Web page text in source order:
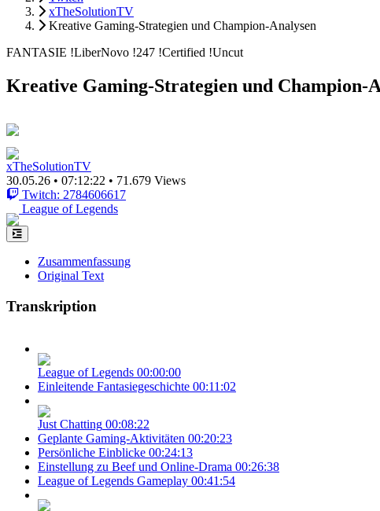
xTheSolutionTV
Kreative Gaming-Strategien und Champion-Analysen
FANTASIE !LiberNovo !247 !Certified !Uncut
Kreative Gaming-Strategien und Champion-
xTheSolutionTV
30.05.26 • 07:12:22 • 71.679 Views
Twitch: 2784606617
League of Legends
Zusammenfassung
Original Text
Transkription
League of Legends 00:00:00
Einleitende Fantasiegeschichte 00:11:02
Just Chatting 00:08:22
Geplante Gaming-Aktivitäten 00:20:23
Persönliche Einblicke 00:24:13
Einstellung zu Beef und Online-Drama 00:26:38
League of Legends Gameplay 00:41:54